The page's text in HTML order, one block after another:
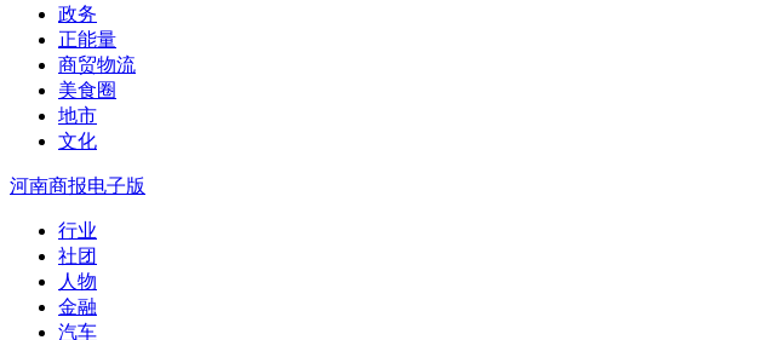
政务
正能量
商贸物流
美食圈
地市
文化
河南商报电子版
行业
社团
人物
金融
汽车